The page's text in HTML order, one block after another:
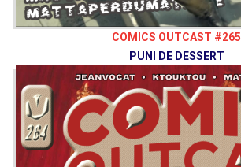
COMICS OUTCAST #265
PUNI DE DESSERT